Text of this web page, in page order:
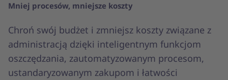
Mniej procesów, mniejsze koszty
Chroń swój budżet i zmniejsz koszty związane z
administracją dzięki inteligentnym funkcjom
oszczędzania, zautomatyzowanym procesom,
ustandaryzowanym zakupom i łatwości